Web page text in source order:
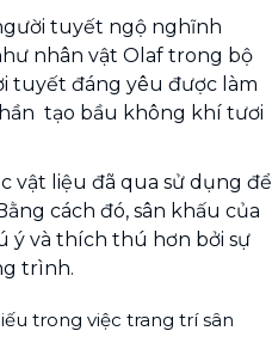
tuyết ngộ nghĩnh
nhân vật Olaf trong bộ
tuyết đáng yêu được làm
tạo bầu không khí tươi
vật liệu đã qua sử dụng để
cách đó, sân khấu của
ý và thích thú hơn bởi sự
trình.